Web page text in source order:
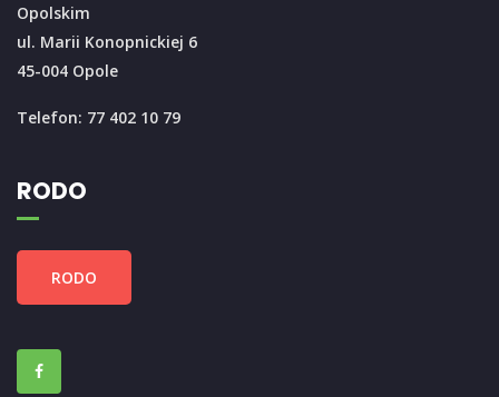
Opolskim
ul. Marii Konopnickiej 6
45-004 Opole
Telefon: 77 402 10 79
RODO
RODO